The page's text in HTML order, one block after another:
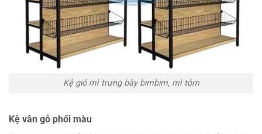
Kệ giỏ mì trưng bày bimbim, mì tôm
Kệ vân gỗ phối màu